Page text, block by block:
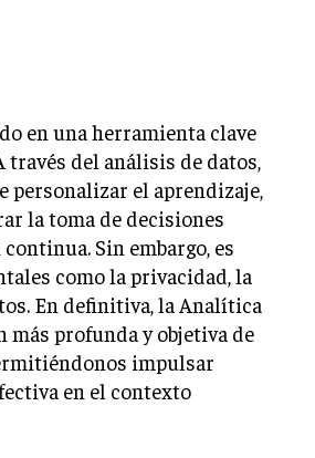
en una herramienta clave
través del análisis de datos,
personalizar el aprendizaje,
la toma de decisiones
Sin embargo, es
como la privacidad, la
En definitiva, la Analítica
profunda y objetiva de
impulsar
en el contexto